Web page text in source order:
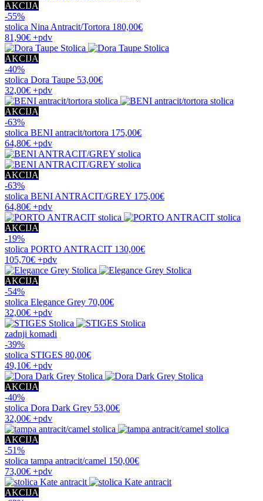
AKCIJA
-55%
stolica Nina Antracit/Tortora 180,00€
81,90€ +pdv
AKCIJA
-40%
stolica Dora Taupe 53,00€
32,00€ +pdv
AKCIJA
-63%
stolica BENI antracit/tortora 175,00€
64,80€ +pdv
AKCIJA
-63%
stolica BENI ANTRACIT/GREY 175,00€
64,80€ +pdv
AKCIJA
-19%
stolica PORTO ANTRACIT 130,00€
105,70€ +pdv
AKCIJA
-54%
stolica Elegance Grey 70,00€
32,00€ +pdv
zadnji komadi
-39%
stolica STIGES 80,00€
49,10€ +pdv
AKCIJA
-40%
stolica Dora Dark Grey 53,00€
32,00€ +pdv
AKCIJA
-51%
stolica tampa antracit/camel 150,00€
73,00€ +pdv
AKCIJA